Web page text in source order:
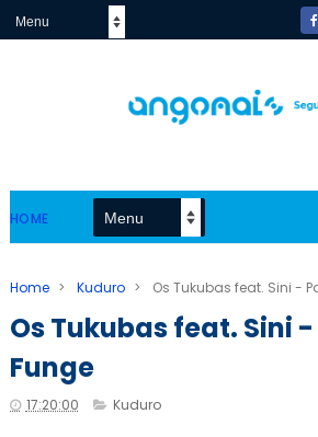
HOME
Home > Kuduro > Os Tukubas feat. Sini -
Os Tukubas feat. Sini
Funge
17:20:00 Kuduro